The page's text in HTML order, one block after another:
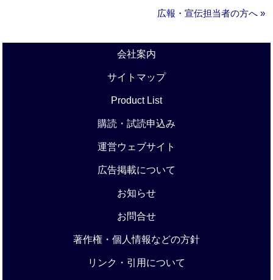
広報・宣伝担当者の方へ »
会社案内
サイトマップ
Product List
購読・試読申込み
運営ウェブサイト
広告掲載について
お知らせ
お問合せ
著作権・個人情報などの方針
リンク・引用について